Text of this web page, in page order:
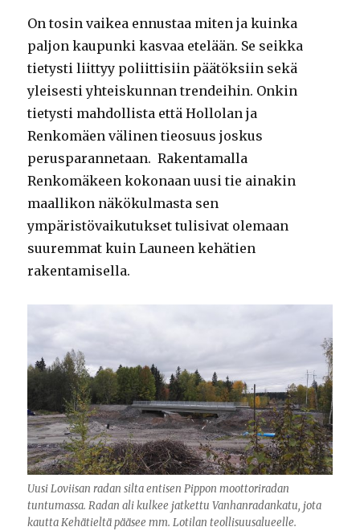
On tosin vaikea ennustaa miten ja kuinka
paljon kaupunki kasvaa etelään. Se seikka
tietysti liittyy poliittisiin päätöksiin sekä
yleisesti yhteiskunnan trendeihin. Onkin
tietysti mahdollista että Hollolan ja
Renkomäen välinen tieosuus joskus
perusparannetaan. Rakentamalla
Renkomäkeen kokonaan uusi tie ainakin
maallikon näkökulmasta sen
ympäristövaikutukset tulisivat olemaan
suuremmat kuin Launeen kehätien
rakentamisella.
Uusi Loviisan radan silta entisen Pippon moottoriradan
tuntumassa. Radan ali kulkee jatkettu Vanhanradankatu, jota
kautta Kehätieltä pääsee mm. Lotilan teollisuusalueelle.